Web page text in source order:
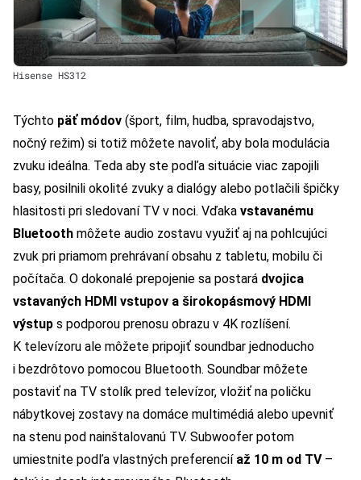
Hisense HS312
Týchto päť módov (šport, film, hudba, spravodajstvo,
nočný režim) si totiž môžete navoliť, aby bola modulácia
zvuku ideálna. Teda aby ste podľa situácie viac zapojili
basy, posilnili okolité zvuky a dialógy alebo potlačili špičky
hlasitosti pri sledovaní TV v noci. Vďaka vstavanému
Bluetooth môžete audio zostavu využiť aj na pohlcujúci
zvuk pri priamom prehrávaní obsahu z tabletu, mobilu či
počítača. O dokonalé prepojenie sa postará dvojica
vstavaných HDMI vstupov a širokopásmový HDMI
výstup s podporou prenosu obrazu v 4K rozlíšení.
K televízoru ale môžete pripojiť soundbar jednoducho
i bezdrôtovo pomocou Bluetooth. Soundbar môžete
postaviť na TV stolík pred televízor, vložiť na poličku
nábytkovej zostavy na domáce multimédiá alebo upevniť
na stenu pod nainštalovanú TV. Subwoofer potom
umiestnite podľa vlastných preferencií až 10 m od TV–